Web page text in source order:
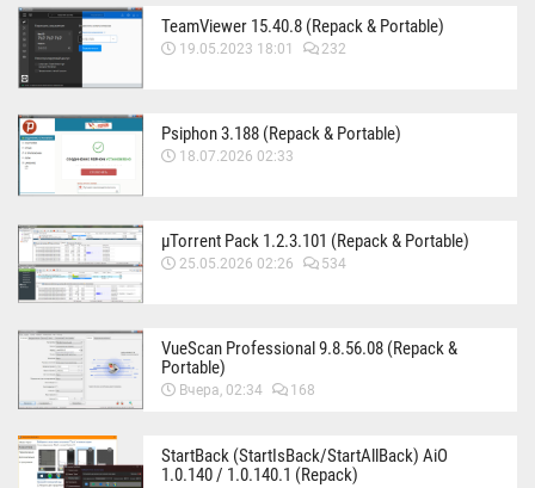
TeamViewer 15.40.8 (Repack & Portable)
19.05.2023 18:01 232
Psiphon 3.188 (Repack & Portable)
18.07.2026 02:33
µTorrent Pack 1.2.3.101 (Repack & Portable)
25.05.2026 02:26 534
VueScan Professional 9.8.56.08 (Repack &
Portable)
Вчера, 02:34 168
StartBack (StartIsBack/StartAllBack) AiO
1.0.140 / 1.0.140.1 (Repack)